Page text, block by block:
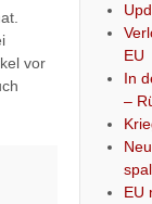
vor
EU
In
–
EU